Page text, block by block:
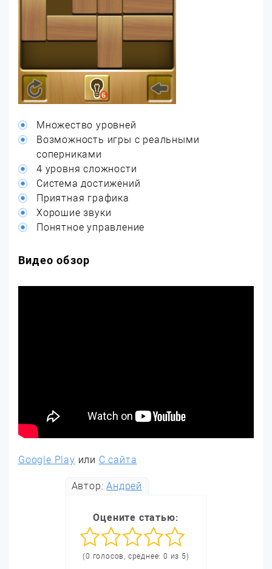
Множество уровней
Возможность игры с реальными
соперниками
4 уровня сложности
Система достижений
Приятная графика
Хорошие звуки
Понятное управление
Видео обзор
Google Play или С сайта
Автор:Андрей
Оцените статью:
(0 голосов, среднее: 0 из 5)